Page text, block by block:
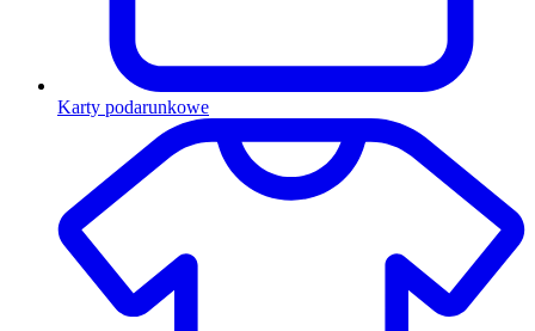
Karty podarunkowe